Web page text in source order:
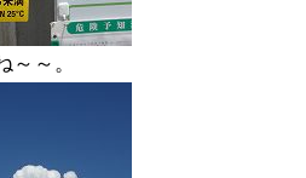
～。